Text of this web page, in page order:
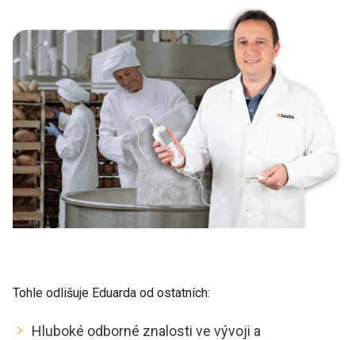
Tohle odlišuje Eduarda od ostatních:
Hluboké odborné znalosti ve vývoji a